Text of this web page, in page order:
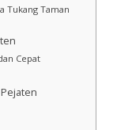
Tukang Taman
Cepat